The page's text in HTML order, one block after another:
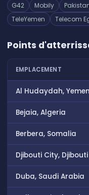
G42 Mobily
TeleYemen
Telecom
Points
EMPLACEMENT
Al Hudaydah, Yemen
Bejaia, Algeria
Berbera, Somalia
Djibouti City, Djibouti
Duba, Saudi Arabia